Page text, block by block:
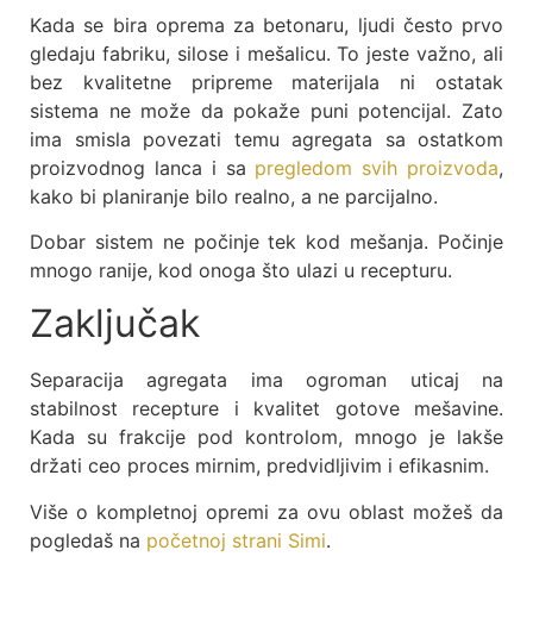
Kada se bira oprema za betonaru, ljudi često prvo
gledaju fabriku, silose i mešalicu. To jeste važno, ali
bez kvalitetne pripreme materijala ni ostatak
sistema ne može da pokaže puni potencijal. Zato
ima smisla povezati temu agregata sa ostatkom
proizvodnog lanca i sa pregledom svih proizvoda,
kako bi planiranje bilo realno, a ne parcijalno.
Dobar sistem ne počinje tek kod mešanja. Počinje
mnogo ranije, kod onoga što ulazi u recepturu.
Zaključak
Separacija agregata ima ogroman uticaj na
stabilnost recepture i kvalitet gotove mešavine.
Kada su frakcije pod kontrolom, mnogo je lakše
držati ceo proces mirnim, predvidljivim i efikasnim.
Više o kompletnoj opremi za ovu oblast možeš da
pogledaš na početnoj strani Simi.